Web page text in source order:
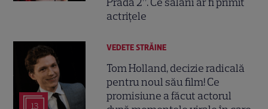
actrițele
13
VEDETE STRĂINE
Tom Holland, decizie radicală
pentru noul său film! Ce
promisiune a făcut actorul